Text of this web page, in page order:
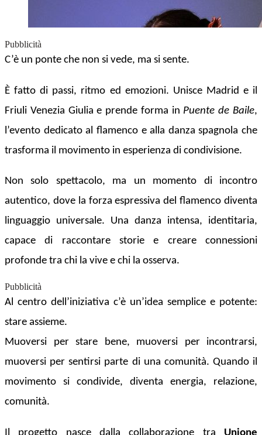
Pubblicità
C’è un ponte che non si vede, ma si sente.
È fatto di passi, ritmo ed emozioni. Unisce Madrid e il
Friuli Venezia Giulia e prende forma in Puente de Baile,
l’evento dedicato al flamenco e alla danza spagnola che
trasforma il movimento in esperienza di condivisione.
Non solo spettacolo, ma un momento di incontro
autentico, dove la forza espressiva del flamenco diventa
linguaggio universale. Una danza intensa, identitaria,
capace di raccontare storie e creare connessioni
profonde tra chi la vive e chi la osserva.
Pubblicità
Al centro dell’iniziativa c’è un’idea semplice e potente:
stare assieme.
Muoversi per stare bene, muoversi per incontrarsi,
muoversi per sentirsi parte di una comunità. Quando il
movimento si condivide, diventa energia, relazione,
comunità.
Il progetto nasce dalla collaborazione tra Unione